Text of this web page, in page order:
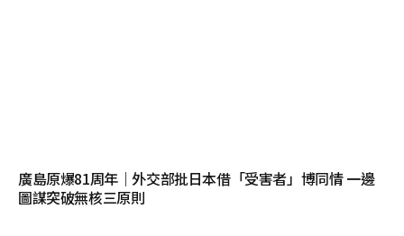
廣島原爆81周年｜外交部批日本借「受害者」博同情 一邊
圖謀突破無核三原則